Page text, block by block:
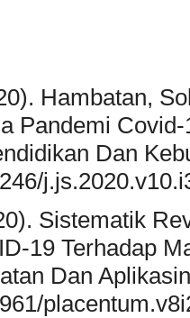
Hambatan,
Pandemi
Dan
Sistematik
19 Terhadap
Dan